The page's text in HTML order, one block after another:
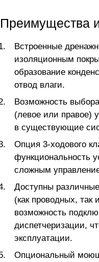
Преимущества
Встроенные
изоляционным
образование
отвод влаги.
Возможность
(левое или правое)
в существующие
Опция 3-ходового
функциональность
сложным
Доступны
(как проводных, так
возможность
диспетчеризации,
эксплуатации.
Опциональный